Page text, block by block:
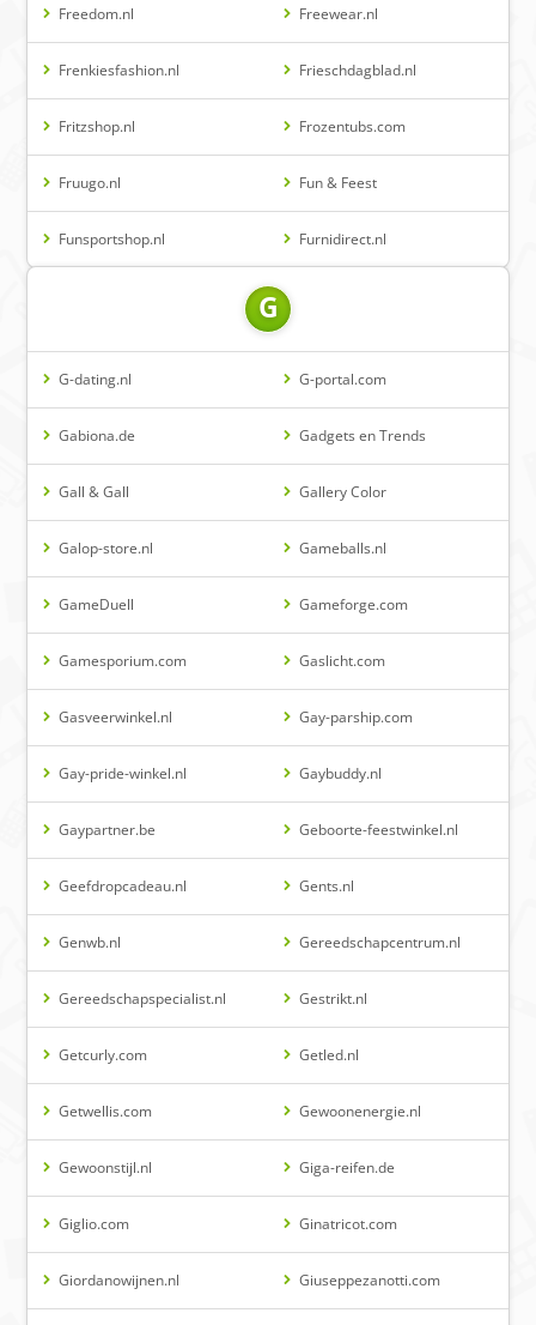
Freedom.nl Freewear.nl
Frenkiesfashion.nl Frieschdagblad.nl
Fritzshop.nl Frozentubs.com
Fruugo.nl Fun & Feest
Funsportshop.nl Furnidirect.nl
G
G-dating.nl G-portal.com
Gabiona.de Gadgets en Trends
Gall & Gall Gallery Color
Galop-store.nl Gameballs.nl
GameDuell Gameforge.com
Gamesporium.com Gaslicht.com
Gasveerwinkel.nl Gay-parship.com
Gay-pride-winkel.nl Gaybuddy.nl
Gaypartner.be Geboorte-feestwinkel.nl
Geefdropcadeau.nl Gents.nl
Genwb.nl Gereedschapcentrum.nl
Gereedschapspecialist.nl Gestrikt.nl
Getcurly.com Getled.nl
Getwellis.com Gewoonenergie.nl
Gewoonstijl.nl Giga-reifen.de
Giglio.com Ginatricot.com
Giordanowijnen.nl Giuseppezanotti.com